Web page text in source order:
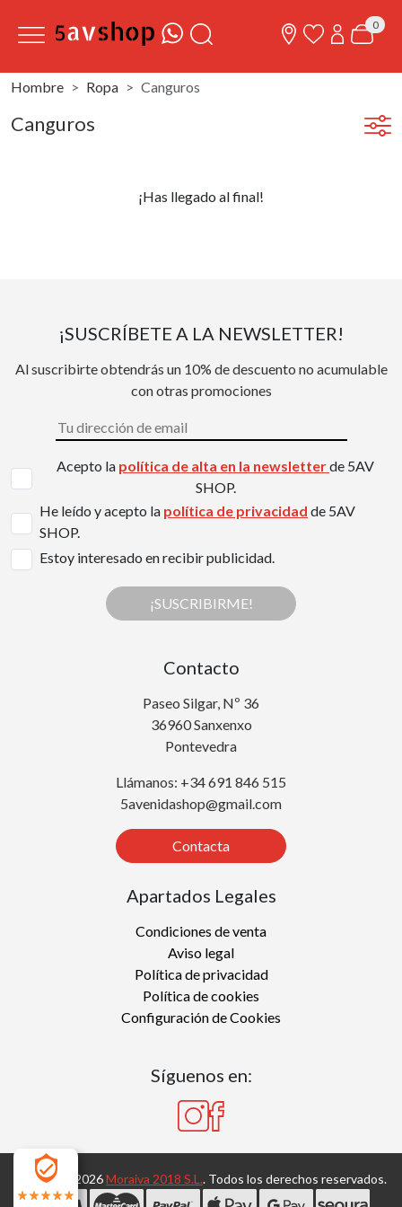
0
Hombre Ropa Canguros
Canguros
¡Has llegado al final!
¡SUSCRÍBETE A LA NEWSLETTER!
Al suscribirte obtendrás un 10% de descuento no acumulable
con otras promociones
Acepto la política de alta en la newsletterde 5AV
SHOP.
He leído y acepto la política de privacidad de 5AV
SHOP.
Estoy interesado en recibir publicidad.
¡SUSCRIBIRME!
Contacto
Paseo Silgar, Nº 36
36960 Sanxenxo
Pontevedra
Llámanos: +34 691 846 515
5avenidashop@gmail.com
Contacta
Apartados Legales
Condiciones de venta
Aviso legal
Política de privacidad
Política de cookies
Configuración de Cookies
Síguenos en:
Copyright 2026Moraiva 2018 S.L.. Todos los derechos reservados.